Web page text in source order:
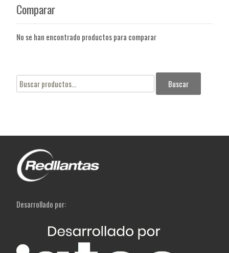
Comparar
No se han encontrado productos para comparar
Buscar
por:
Buscar
Desarrollado por: